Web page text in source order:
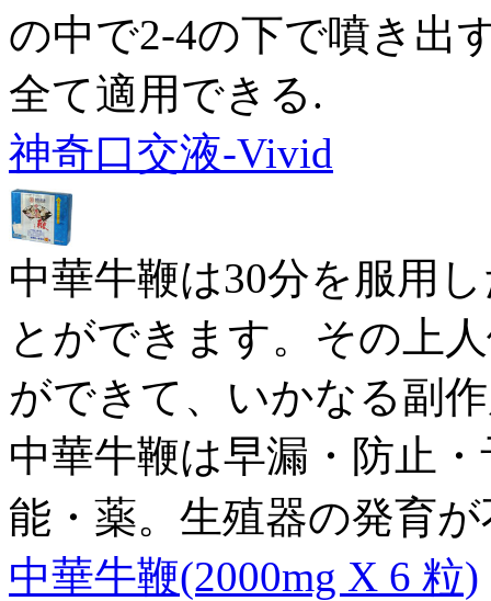
の中で2-4の下で噴き出
全て適用できる.
神奇口交液-Vivid
中華牛鞭は30分を服用
とができます。その上
ができて、いかなる副
中華牛鞭は早漏・防止
能・薬。生殖器の発育
中華牛鞭(2000mg X 6 粒)